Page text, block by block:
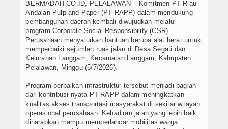
BERMADAH.CO.ID, PELALAWAN – Komitmen PT Riau
Andalan Pulp and Paper (PT RAPP) dalam mendukung
pembangunan daerah kembali diwujudkan melalui
program Corporate Social Responsibility (CSR).
Perusahaan menyalurkan bantuan berupa alat berat untuk
memperbaiki sejumlah ruas jalan di Desa Segati dan
Kelurahan Langgam, Kecamatan Langgam, Kabupaten
Pelalawan, Minggu (5/7/2026).
Program perbaikan infrastruktur tersebut menjadi bagian
dari kontribusi nyata PT RAPP dalam meningkatkan
kualitas akses transportasi masyarakat di sekitar wilayah
operasional perusahaan. Kehadiran jalan yang lebih baik
diharapkan mampu memperlancar mobilitas warga